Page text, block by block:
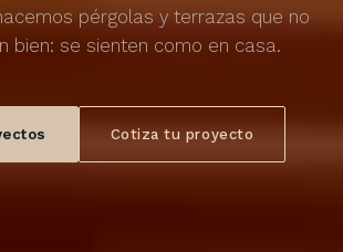
pérgolas y terrazas que no
bien: se sienten como en casa.
Cotiza tu proyecto